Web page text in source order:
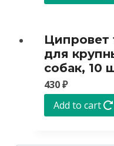
Ципровет
для
собак, 10
430₽
Add to cart